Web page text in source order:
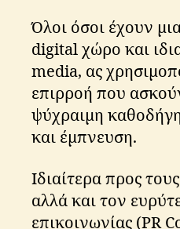
Όλοι όσοι έχουν
digital χώρο και
media, ας
επιρροή που
ψύχραιμη
και έμπνευση.
Ιδιαίτερα προς
αλλά και τον
επικοινωνίας (PR